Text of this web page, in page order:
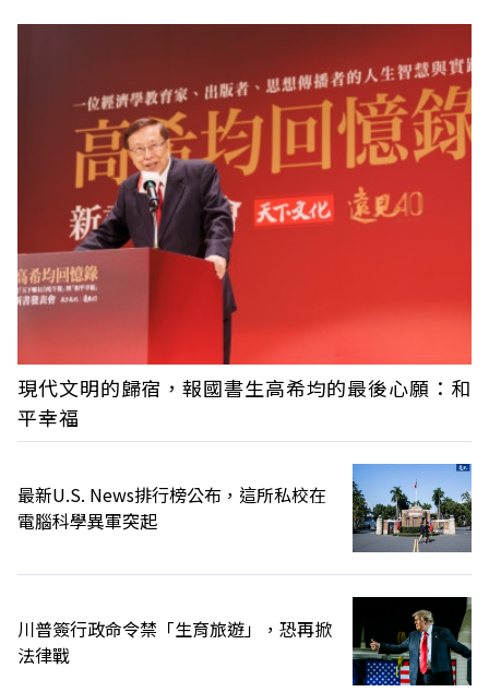
現代文明的歸宿，報國書生高希均的最後心願：和
平幸福
最新U.S. News排行榜公布，這所私校在
電腦科學異軍突起
川普簽行政命令禁「生育旅遊」，恐再掀
法律戰